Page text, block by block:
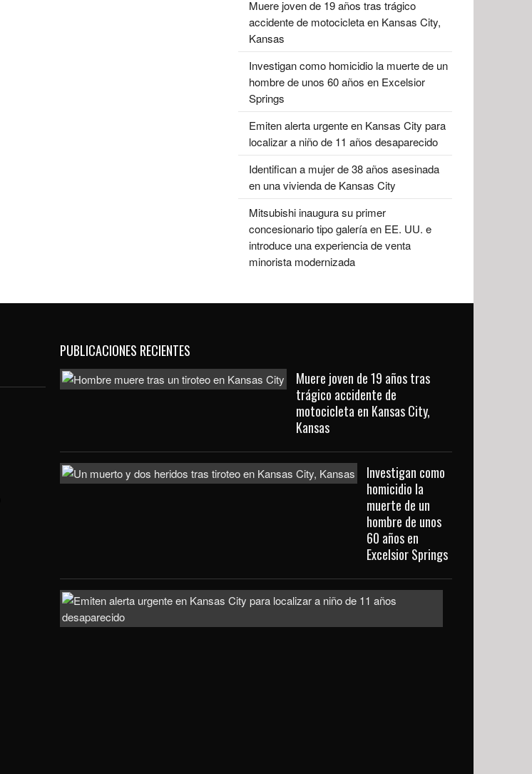
Muere joven de 19 años tras trágico
accidente de motocicleta en Kansas City,
Kansas
Investigan como homicidio la muerte de un
hombre de unos 60 años en Excelsior
Springs
Emiten alerta urgente en Kansas City para
localizar a niño de 11 años desaparecido
Identifican a mujer de 38 años asesinada
en una vivienda de Kansas City
Mitsubishi inaugura su primer
concesionario tipo galería en EE. UU. e
introduce una experiencia de venta
minorista modernizada
PUBLICACIONES RECIENTES
Muere joven de 19 años tras
trágico accidente de
motocicleta en Kansas City,
Kansas
Investigan como
homicidio la
muerte de un
hombre de unos
60 años en
Excelsior Springs